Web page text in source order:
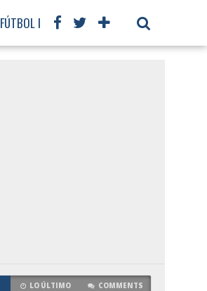
FÚTBOL INTERNACIONAL
LO ÚLTIMO COMMENTS